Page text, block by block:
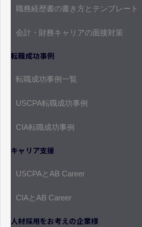
職務経歴書の書き方とテンプレート
会計・財務キャリアの面接対策
転職成功事例
転職成功事例一覧
USCPA転職成功事例
CIA転職成功事例
キャリア支援
USCPAとAB Career
CIAとAB Career
人材採用をお考えの企業様